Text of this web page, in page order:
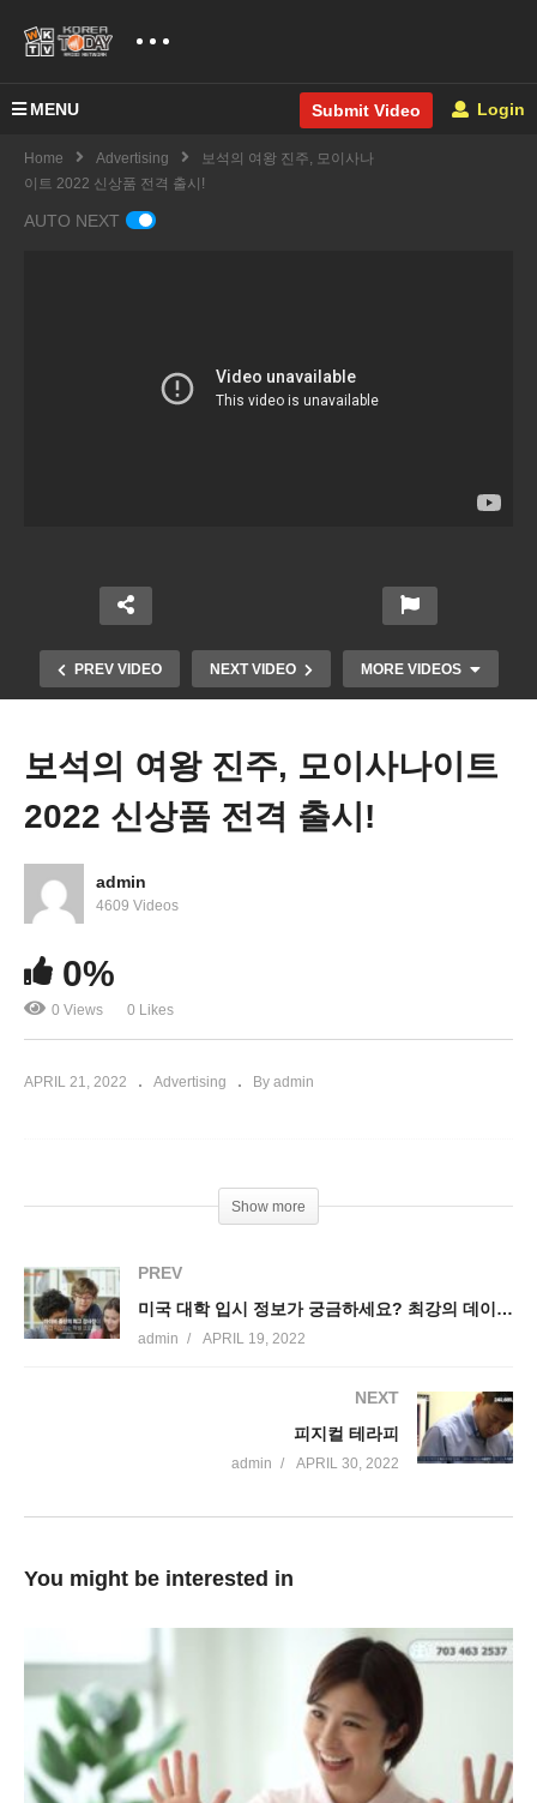
MENU Submit Video Login
Home Advertising
보석의 여왕 진주, 모이사나
이트 2022 신상품 전격 출시!
AUTO NEXT
PREV VIDEO NEXT VIDEO MORE VIDEOS
함께센터 “시민권 신청 도와드립니다”
보석의 여왕 진주, 모이사나이트
2022 신상품 전격 출시!
admin
4609 Videos
0%
0 Views 0 Likes
APRIL 21, 2022 Advertising By admin
Show more
PREV
미국 대학 입시 정보가 궁금하세요? 최강의 데이터 정보를 보유한 AGM을 만나보세요!
admin APRIL 19, 2022
NEXT
피지컬 테라피
admin APRIL 30, 2022
You might be interested in